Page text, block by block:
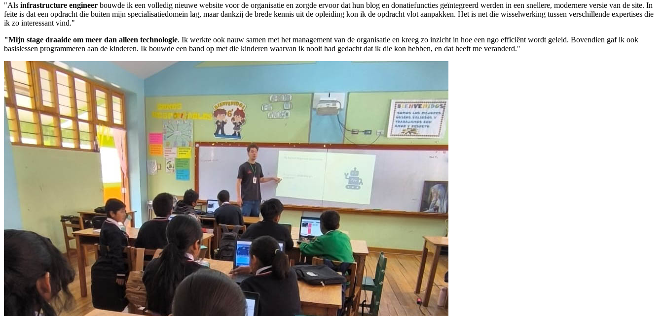
"Als infrastructure engineer bouwde ik een volledig nieuwe website voor de organisatie en zorgde ervoor dat hun blog en donatiefuncties geïntegreerd werden in een snellere, modernere versie van de site. In
feite is dat een opdracht die buiten mijn specialisatiedomein lag, maar dankzij de brede kennis uit de opleiding kon ik de opdracht vlot aanpakken. Het is net die wisselwerking tussen verschillende expertises die
ik zo interessant vind."
"Mijn stage draaide om meer dan alleen technologie. Ik werkte ook nauw samen met het management van de organisatie en kreeg zo inzicht in hoe een ngo efficiënt wordt geleid. Bovendien gaf ik ook
basislessen programmeren aan de kinderen. Ik bouwde een band op met die kinderen waarvan ik nooit had gedacht dat ik die kon hebben, en dat heeft me veranderd."